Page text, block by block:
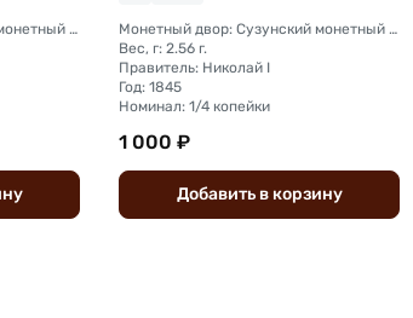
Монетный двор: Сузунский монетный двор (Сибирь)
Монетный двор: Сузунский монетный двор (Сибирь)
Вес, г: 2.56 г.
Правитель: Николай I
Год: 1845
Номинал: 1/4 копейки
1 000 ₽
Добавить вкорзину